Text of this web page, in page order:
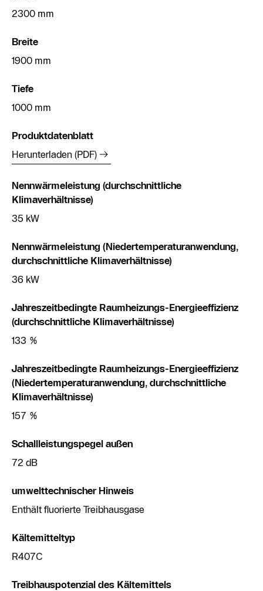
2300 mm
Breite
1900 mm
Tiefe
1000 mm
Produktdatenblatt
Herunterladen (PDF)
Nennwärmeleistung (durchschnittliche
Klimaverhältnisse)
35 kW
Nennwärmeleistung (Niedertemperaturanwendung,
durchschnittliche Klimaverhältnisse)
36 kW
Jahreszeitbedingte Raumheizungs-Energieeffizienz
(durchschnittliche Klimaverhältnisse)
133 %
Jahreszeitbedingte Raumheizungs-Energieeffizienz
(Niedertemperaturanwendung, durchschnittliche
Klimaverhältnisse)
157 %
Schallleistungspegel außen
72 dB
umwelttechnischer Hinweis
Enthält fluorierte Treibhausgase
Kältemitteltyp
R407C
Treibhauspotenzial des Kältemittels